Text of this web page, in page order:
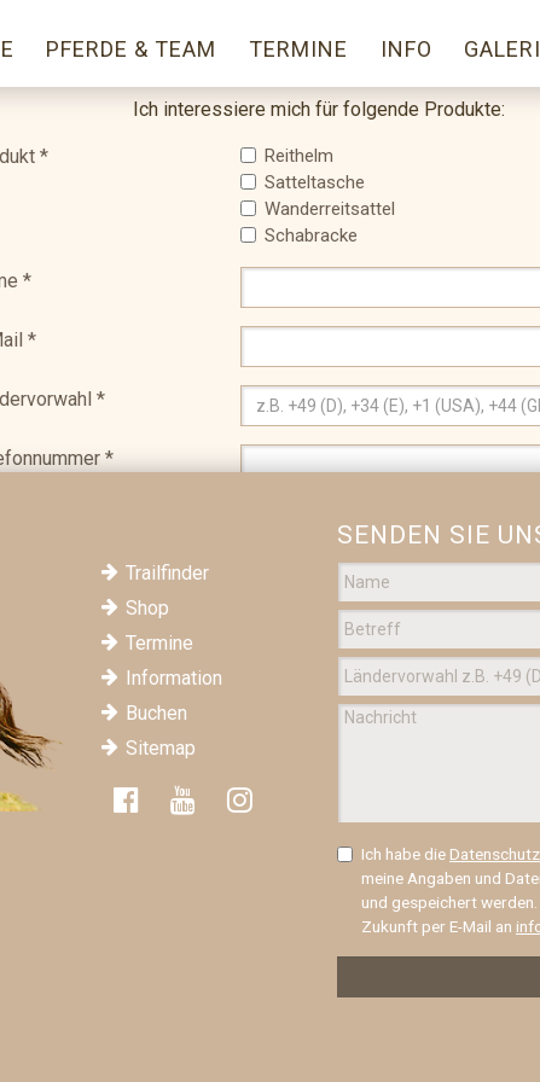
PFERDE & TEAM TERMINE INFO
Ich interessiere mich für folgende Produkte:
*
Reithelm
Satteltasche
Wanderreitsattel
Schabracke
*
*
*
*
kennen Sie uns?
(optional)
Ich habe die
dass meine Angaben und Daten zur Beantwortung meiner Anfrage
erhoben und gespeichert werden. Hinweis: Sie können Ihre
info@panorama-trails.comwiderrufen.
SENDEN
Trailfinder
Shop
Termine
Information
Buchen
Sitemap
SENDEN SIE
Ich habe die
meine Angaben und
und gespeichert
Zukunft per E-Mail an